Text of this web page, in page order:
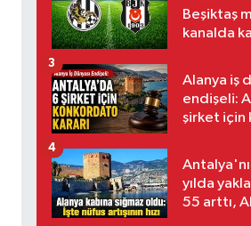
Beşiktaş
kanalda
Alanya iş
endişeli:
şirket için
3
yılda
55 arttı,
4